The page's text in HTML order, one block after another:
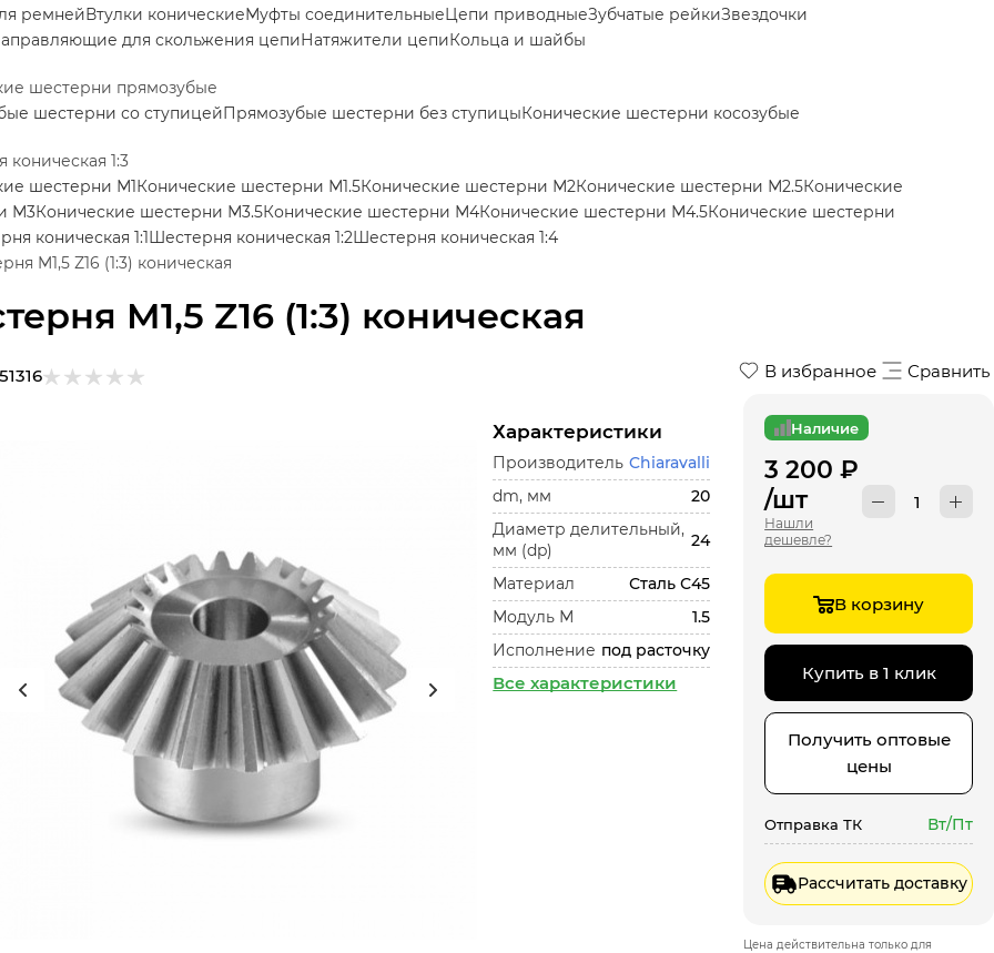
M1,5 Z16 (1:3) коническая
ремнейВтулки коническиеМуфты соединительныеЦепи приводныеЗубчатые рейкиЗвездочки
для скольжения цепиНатяжители цепиКольца и шайбы
шестерни прямозубые
шестерни со ступицейПрямозубые шестерни без ступицыКонические шестерни косозубые
1:3
шестерни М1Конические шестерни М1.5Конические шестерни М2Конические шестерни М2.5Конические
М3Конические шестерни М3.5Конические шестерни М4Конические шестерни М4.5Конические шестерни
коническая 1:1Шестерня коническая 1:2Шестерня коническая 1:4
M1,5 Z16 (1:3) коническая
В избранное Сравнить
Характеристики
Производитель Chiaravalli
dm, мм
20
Диаметр делительный,
мм (dp)
24
Материал
Сталь С45
Модуль М
1.5
Исполнение под расточку
Все характеристики
Наличие
3 200 ₽
/шт
Нашли
дешевле?
В корзину
Купить в 1 клик
Получить оптовые
цены
Отправка ТК Вт/Пт
Рассчитать доставку
Цена действительна только для